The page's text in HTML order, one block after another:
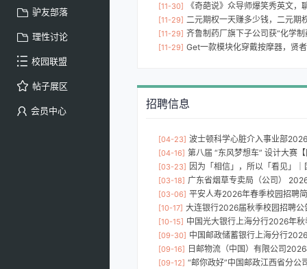
驴友部落
理性讨论
校园联盟
帖子展区
会员中心
[11-30] 《奇葩说》众导师爆笑秀英文，
[11-29] 二元期权一天赚多少钱，二元期
[11-29] 齐鲁制药厂旗下子公司获“化学制药
[11-29] Get一款模块化穿戴按摩器，贤
招聘信息
[04-23] 波士顿科学心脏介入事业部
[04-16] 第八届 “东风梦想车” 设计大赛
[03-23] 因为「相信」，所以「看见」｜国泰海通证券
[03-18] 广东省烟草专卖局（公司） 2026
[03-06] 平安人寿2026年春季校园招聘
[10-17] 大连银行2026届秋季校园招聘公
[10-15] 中国光大银行上海分行2026年
[09-30] 中国邮政储蓄银行上海分行
[09-16] 日邮物流（中国）有限公司
[09-12] “邮你政好”中国邮政江西省分公